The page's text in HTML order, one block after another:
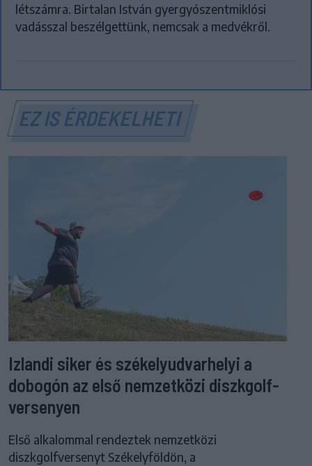
létszámra. Birtalan István gyergyószentmiklósi
vadásszal beszélgettünk, nemcsak a medvékről.
EZ IS ÉRDEKELHETI
Izlandi siker és székelyudvarhelyi a
dobogón az első nemzetközi diszkgolf-
versenyen
Első alkalommal rendeztek nemzetközi
diszkgolfversenyt Székelyföldön, a